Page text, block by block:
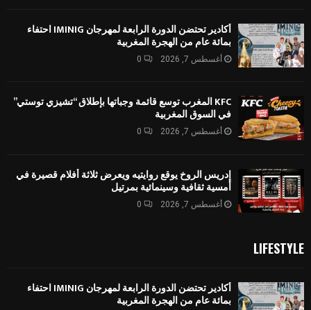
أكادير تحتضن الدورة الرابعة لمهرجان IMINIG احتفاء
بمائة عام من الهجرة المغربية
أغسطس 7, 2026 0
KFC المغرب توسع قائمة وجباتها بإطلاق “تشيزي توستي”
في السوق المغربية
أغسطس 7, 2026 0
إدريس الروخ يوقع روايتيه ويعرض ثلاثة أفلام قصيرة في
أمسية ثقافية وسينمائية بمرتيل
أغسطس 7, 2026 0
LIFESTYLE
أكادير تحتضن الدورة الرابعة لمهرجان IMINIG احتفاء
بمائة عام من الهجرة المغربية